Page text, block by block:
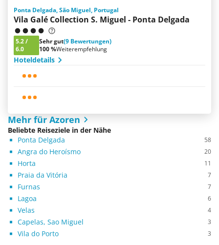
Ponta Delgada, São Miguel, Portugal
Vila Galé Collection S. Miguel - Ponta Delgada
5.2/
6.0
Sehr gut(9 Bewertungen)
100 %Weiterempfehlung
Hoteldetails
Mehr für Azoren
Beliebte Reiseziele in der Nähe
Ponta Delgada
58
Angra do Heroísmo 20
Horta 11
Praia da Vitória 7
Furnas 7
Lagoa 6
Velas 4
Capelas, Sao Miguel 3
Vila do Porto 3